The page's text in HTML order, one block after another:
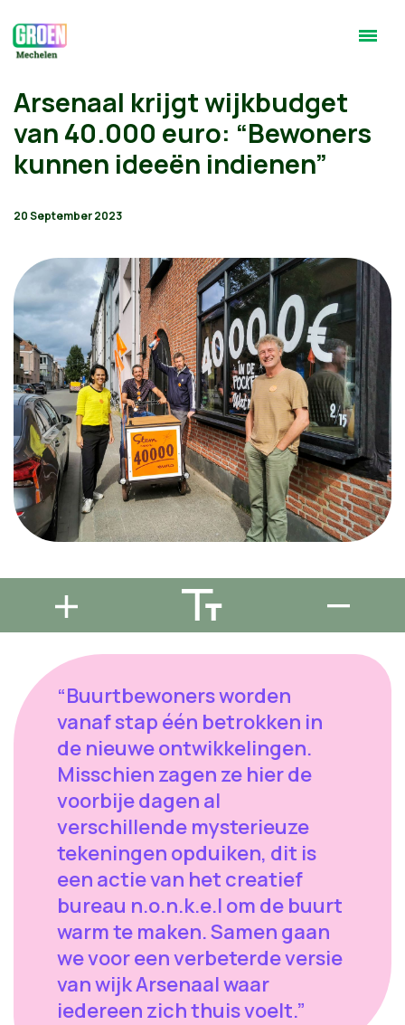
Arsenaal krijgt wijkbudget
van 40.000 euro: “Bewoners
kunnen ideeën indienen”
20 September 2023
“Buurtbewoners worden
vanaf stap één betrokken in
de nieuwe ontwikkelingen.
Misschien zagen ze hier de
voorbije dagen al
verschillende mysterieuze
tekeningen opduiken, dit is
een actie van het creatief
bureau n.o.n.k.e.l om de buurt
warm te maken. Samen gaan
we voor een verbeterde versie
van wijk Arsenaal waar
iedereen zich thuis voelt.”